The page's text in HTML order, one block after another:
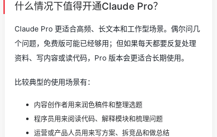
什么情况下值得开通Claude Pro？
Claude Pro 更适合高频、长文本和工作型场景。偶尔问几
个问题，免费版可能已经够用；但如果每天都要反复处理
资料、写内容或读代码，Pro 版本会更适合长期使用。
比较典型的使用场景有：
内容创作者用来润色稿件和整理选题
程序员用来阅读代码、解释模块和梳理问题
运营或产品人员用来写方案、拆竞品和做总结